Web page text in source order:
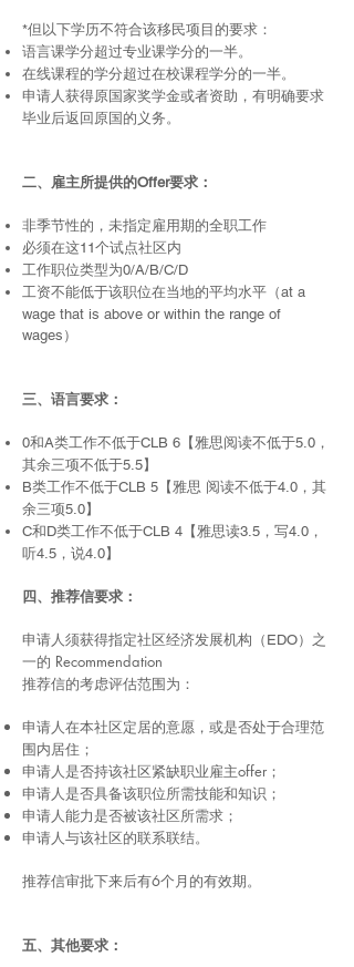
*但以下学历不符合该移民项目的要求：
语言课学分超过专业课学分的一半。
在线课程的学分超过在校课程学分的一半。
申请人获得原国家奖学金或者资助，有明确要求
毕业后返回原国的义务。
二、雇主所提供的Offer要求：
非季节性的，未指定雇用期的全职工作
必须在这11个试点社区内
工作职位类型为0/A/B/C/D
工资不能低于该职位在当地的平均水平（at a
wage that is above or within the range of
wages）
三、语言要求：
0和A类工作不低于CLB 6【雅思阅读不低于5.0，
其余三项不低于5.5】
B类工作不低于CLB 5【雅思 阅读不低于4.0，其
余三项5.0】
C和D类工作不低于CLB 4【雅思读3.5，写4.0，
听4.5，说4.0】
四、推荐信要求 ：
申请人须获得指定社区经济发展机构 （EDO） 之
一的 Recommendation
推荐信的考虑评估范围为：
申请人在本社区定居的意愿 ，或是否处于合理范
围内居住；
申请人是否持该社区紧缺职业雇主offer；
申请人是否具备该职位所需技能和知识；
申请人能力是否被该社区所需求；
申请人与该社区的联系联结。
推荐信审批下来后有6个月的有效期。
五、其他要求：